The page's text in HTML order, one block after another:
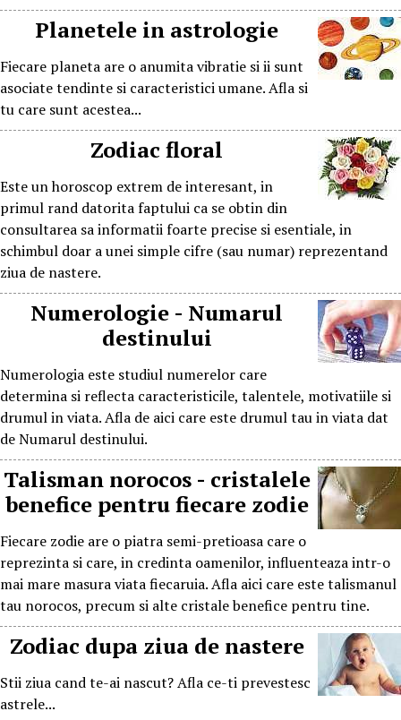
Planetele in astrologie
Fiecare planeta are o anumita vibratie si ii sunt
asociate tendinte si caracteristici umane. Afla si
tu care sunt acestea...
Zodiac floral
Este un horoscop extrem de interesant, in
primul rand datorita faptului ca se obtin din
consultarea sa informatii foarte precise si esentiale, in
schimbul doar a unei simple cifre (sau numar) reprezentand
ziua de nastere.
Numerologie - Numarul
destinului
Numerologia este studiul numerelor care
determina si reflecta caracteristicile, talentele, motivatiile si
drumul in viata. Afla de aici care este drumul tau in viata dat
de Numarul destinului.
Talisman norocos - cristalele
benefice pentru fiecare zodie
Fiecare zodie are o piatra semi-pretioasa care o
reprezinta si care, in credinta oamenilor, influenteaza intr-o
mai mare masura viata fiecaruia. Afla aici care este talismanul
tau norocos, precum si alte cristale benefice pentru tine.
porno
Zodiac dupa ziua de nastere
Stii ziua cand te-ai nascut? Afla ce-ti prevestesc
astrele...